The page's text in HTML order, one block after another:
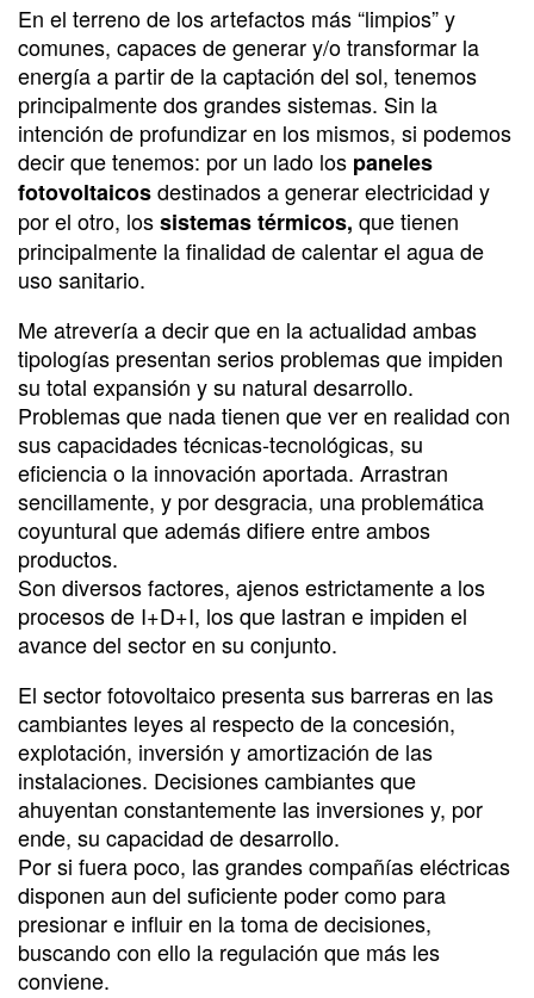
En el terreno de los artefactos más “limpios” y
comunes, capaces de generar y/o transformar la
energía a partir de la captación del sol, tenemos
principalmente dos grandes sistemas. Sin la
intención de profundizar en los mismos, si podemos
decir que tenemos: por un lado los paneles
fotovoltaicosdestinados a generar electricidad y
por el otro, lossistemas térmicos, que tienen
principalmente la finalidad de calentar el agua de
uso sanitario.
Me atrevería a decir que en la actualidad ambas
tipologías presentan serios problemas que impiden
su total expansión y su natural desarrollo.
Problemas que nada tienen que ver en realidad con
sus capacidades técnicas-tecnológicas, su
eficiencia o la innovación aportada. Arrastran
sencillamente, y por desgracia, una problemática
coyuntural que además difiere entre ambos
productos.
Son diversos factores, ajenos estrictamente a los
procesos de I+D+I, los que lastran e impiden el
avance del sector en su conjunto.
El sector fotovoltaico presenta sus barreras en las
cambiantes leyes al respecto de la concesión,
explotación, inversión y amortización de las
instalaciones. Decisiones cambiantes que
ahuyentan constantemente las inversiones y, por
ende, su capacidad de desarrollo.
Por si fuera poco, las grandes compañías eléctricas
disponen aun del suficiente poder como para
presionar e influir en la toma de decisiones,
buscando con ello la regulación que más les
conviene.